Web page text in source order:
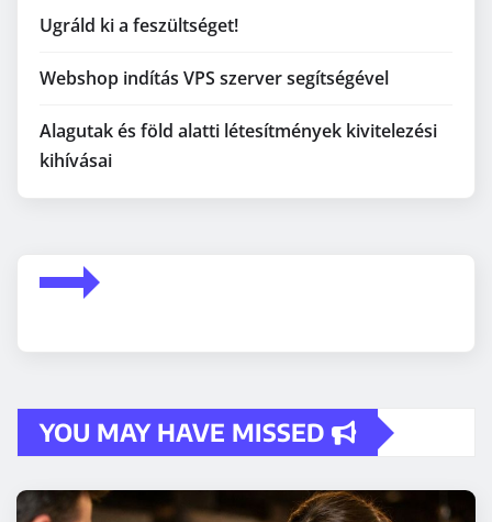
Ugráld ki a feszültséget!
Webshop indítás VPS szerver segítségével
Alagutak és föld alatti létesítmények kivitelezési
kihívásai
YOU MAY HAVE MISSED